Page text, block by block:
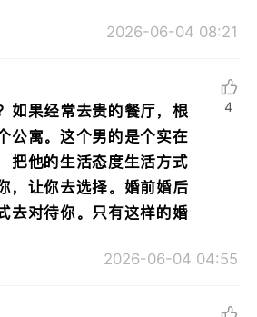
2026-06-04 08:21
如果经常去贵的餐厅，根
公寓。这个男的是个实在
把他的生活态度生活方式
，让你去选择。婚前婚后
去对待你。只有这样的婚
2026-06-04 04:55
4